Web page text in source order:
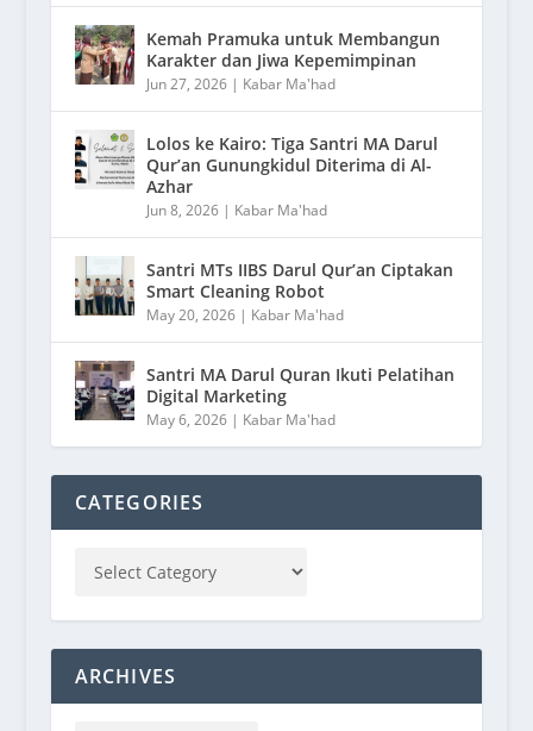
Kemah Pramuka untuk Membangun
Karakter dan Jiwa Kepemimpinan
Jun 27, 2026| Kabar Ma'had
Lolos ke Kairo: Tiga Santri MA Darul
Qur’an Gunungkidul Diterima di Al-
Azhar
Jun 8, 2026| Kabar Ma'had
Santri MTs IIBS Darul Qur’an Ciptakan
Smart Cleaning Robot
May 20, 2026| Kabar Ma'had
Santri MA Darul Quran Ikuti Pelatihan
Digital Marketing
May 6, 2026| Kabar Ma'had
CATEGORIES
ARCHIVES